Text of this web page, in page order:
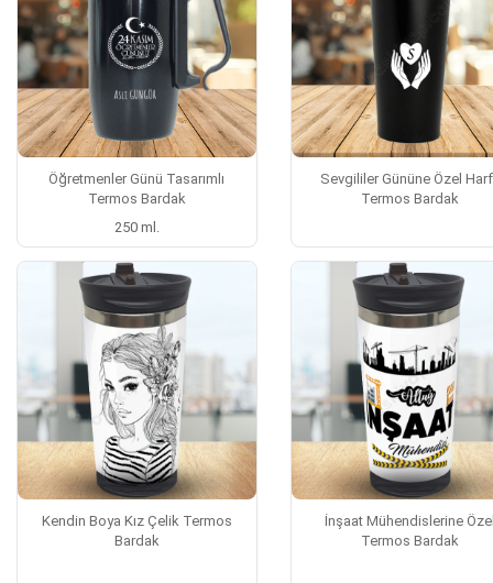
Öğretmenler Günü Tasarımlı
Termos Bardak
250 ml.
Sevgililer Gününe Özel
Termos Bardak
Kendin Boya Kız Çelik Termos
Bardak
İnşaat Mühendislerine
Termos Bardak